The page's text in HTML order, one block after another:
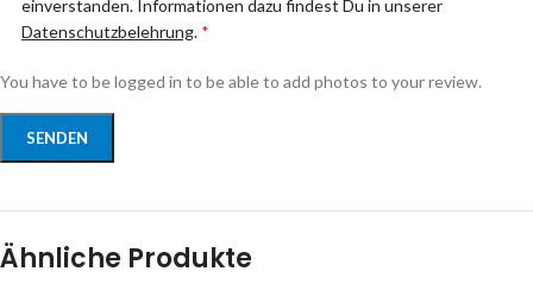
einverstanden. Informationen dazu findest Du in unserer
Datenschutzbelehrung. *
You have to be logged in to be able to add photos to your review.
Ähnliche Produkte